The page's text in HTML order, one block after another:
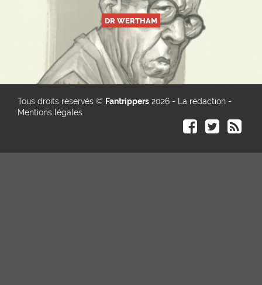
DR WERTHAM
Tous droits réservés © Fantrippers 2026 - La rédaction -
Mentions légales